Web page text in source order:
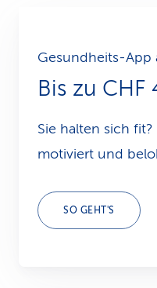
Gesundheits-App
Bis zu
Sie halten sich
motiviert und
SO GEHT'S